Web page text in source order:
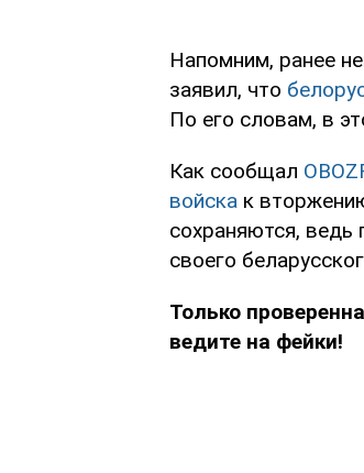
Напомним, ранее
заявил, что
По его словам, в
Как сообщал
войска к
сохраняются,
своего
Только
ведите на фейки!